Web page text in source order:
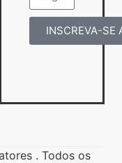
INSCREVA-SE
. Todos os